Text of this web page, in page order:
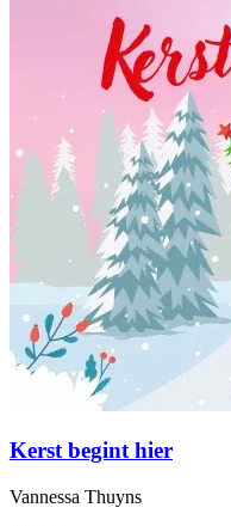
Kerst begint hier
Vannessa Thuyns